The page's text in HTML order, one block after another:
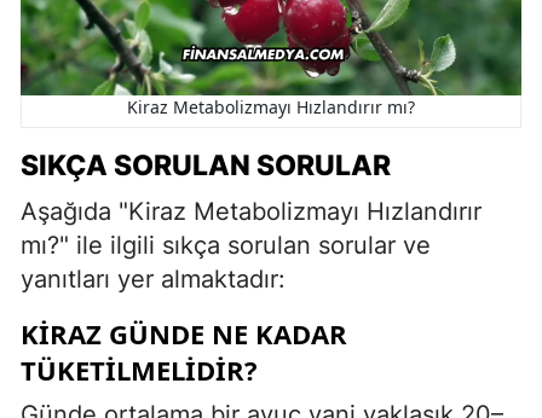
Kiraz Metabolizmayı Hızlandırır mı?
SIKÇA SORULAN SORULAR
Aşağıda "Kiraz Metabolizmayı Hızlandırır
mı?" ile ilgili sıkça sorulan sorular ve
yanıtları yer almaktadır:
KIRAZ GÜNDE NE KADAR
TÜKETILMELIDIR?